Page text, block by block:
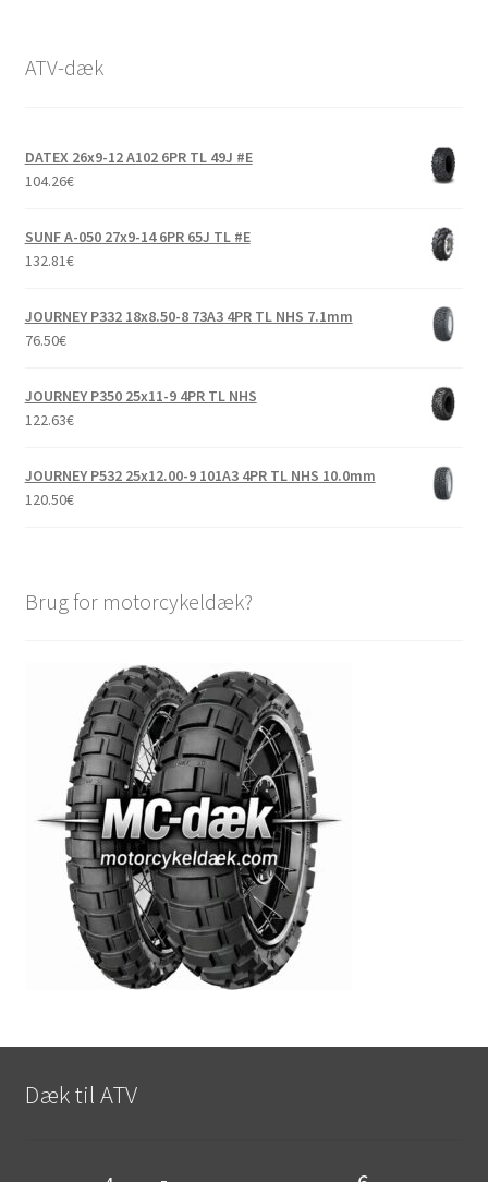
ATV-dæk
DATEX 26x9-12 A102 6PR TL 49J #E
104.26€
SUNF A-050 27x9-14 6PR 65J TL #E
132.81€
JOURNEY P332 18x8.50-8 73A3 4PR TL NHS 7.1mm
76.50€
JOURNEY P350 25x11-9 4PR TL NHS
122.63€
JOURNEY P532 25x12.00-9 101A3 4PR TL NHS 10.0mm
120.50€
Brug for motorcykeldæk?
Dæk til ATV